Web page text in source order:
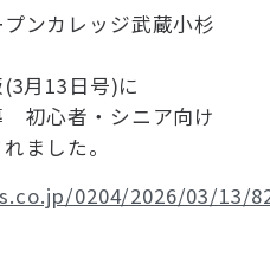
ンカレッジ武蔵小杉
月13日号)に
初心者・シニア向け
ました。
0204/2026/03/13/